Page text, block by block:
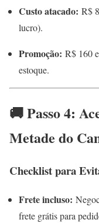
Custo atacado: R$
lucro).
Promoção: R$ 160
estoque.
🚚 Passo 4:
Metade do
Checklist para
Frete incluso:
frete grátis para